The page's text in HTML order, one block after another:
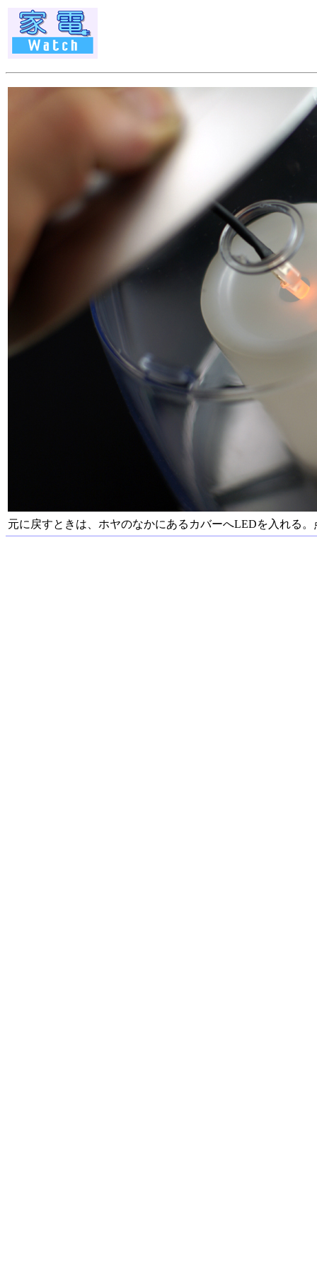
元に戻すときは、ホヤのなかにあるカバーへLEDを入れる